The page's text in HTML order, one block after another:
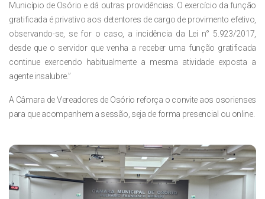
Município de Osório e dá outras providências. O exercício da função
gratificada é privativo aos detentores de cargo de provimento efetivo,
observando-se, se for o caso, a incidência da Lei n° 5.923/2017,
desde que o servidor que venha a receber uma função gratificada
continue exercendo habitualmente a mesma atividade exposta a
agente insalubre.”
A Câmara de Vereadores de Osório reforça o convite aos osorienses
para que acompanhem a sessão, seja de forma presencial ou online.